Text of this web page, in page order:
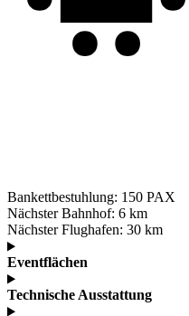
Bankettbestuhlung: 150 PAX
Nächster Bahnhof: 6 km
Nächster Flughafen: 30 km
Eventflächen
Technische Ausstattung